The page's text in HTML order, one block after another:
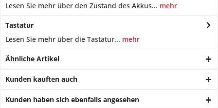
Lesen Sie mehr über den Zustand des Akkus... mehr
Tastatur
Lesen Sie mehr über die Tastatur... mehr
Ähnliche Artikel
Kunden kauften auch
Kunden haben sich ebenfalls angesehen